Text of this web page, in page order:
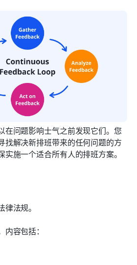
在问题影响士气之前发现它们。您
找解决新排班带来的任何问题的方
施一个适合所有人的排班方案。
法规。
容包括：